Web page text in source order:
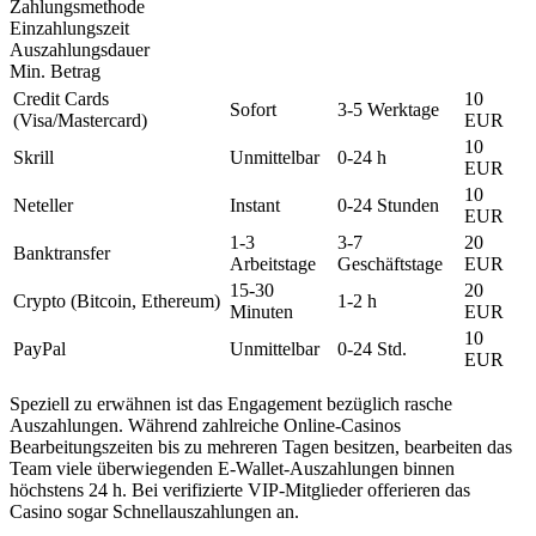
Zahlungsmethode
Einzahlungszeit
Auszahlungsdauer
Min. Betrag
Credit Cards
(Visa/Mastercard)
Sofort 3-5 Werktage
10
EUR
Skrill
Unmittelbar 0-24 h
10
EUR
Neteller
Instant 0-24 Stunden
10
EUR
Banktransfer
1-3
Arbeitstage
3-7
Geschäftstage
20
EUR
Crypto (Bitcoin, Ethereum)
15-30
Minuten
1-2 h
20
EUR
PayPal
Unmittelbar 0-24 Std.
10
EUR
Speziell zu erwähnen ist das Engagement bezüglich rasche
Auszahlungen. Während zahlreiche Online-Casinos
Bearbeitungszeiten bis zu mehreren Tagen besitzen, bearbeiten das
Team viele überwiegenden E-Wallet-Auszahlungen binnen
höchstens 24 h. Bei verifizierte VIP-Mitglieder offerieren das
Casino sogar Schnellauszahlungen an.